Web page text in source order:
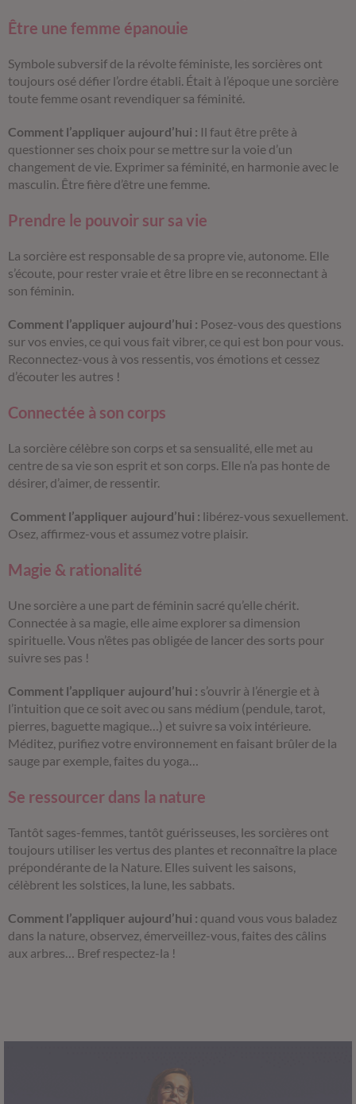
Être une femme épanouie
Symbole subversif de la révolte féministe, les sorcières ont
toujours osé défier l’ordre établi. Était à l’époque une sorcière
toute femme osant revendiquer sa féminité.
Comment l’appliquer aujourd’hui : Il faut être prête à
questionner ses choix pour se mettre sur la voie d’un
changement de vie. Exprimer sa féminité, en harmonie avec le
masculin. Être fière d’être une femme.
Prendre le pouvoir sur sa vie
La sorcière est responsable de sa propre vie, autonome. Elle
s’écoute, pour rester vraie et être libre en se reconnectant à
son féminin.
Comment l’appliquer aujourd’hui : Posez-vous des questions
sur vos envies, ce qui vous fait vibrer, ce qui est bon pour vous.
Reconnectez-vous à vos ressentis, vos émotions et cessez
d’écouter les autres !
Connectée à son corps
La sorcière célèbre son corps et sa sensualité, elle met au
centre de sa vie son esprit et son corps. Elle n’a pas honte de
désirer, d’aimer, de ressentir.
Comment l’appliquer aujourd’hui : libérez-vous sexuellement.
Osez, affirmez-vous et assumez votre plaisir.
Magie & rationalité
Une sorcière a une part de féminin sacré qu’elle chérit.
Connectée à sa magie, elle aime explorer sa dimension
spirituelle. Vous n’êtes pas obligée de lancer des sorts pour
suivre ses pas !
Comment l’appliquer aujourd’hui : s’ouvrir à l’énergie et à
l’intuition que ce soit avec ou sans médium (pendule, tarot,
pierres, baguette magique…) et suivre sa voix intérieure.
Méditez, purifiez votre environnement en faisant brûler de la
sauge par exemple, faites du yoga…
Se ressourcer dans la nature
Tantôt sages-femmes, tantôt guérisseuses, les sorcières ont
toujours utiliser les vertus des plantes et reconnaître la place
prépondérante de la Nature. Elles suivent les saisons,
célèbrent les solstices, la lune, les sabbats.
Comment l’appliquer aujourd’hui : quand vous vous baladez
dans la nature, observez, émerveillez-vous, faites des câlins
aux arbres… Bref respectez-la !